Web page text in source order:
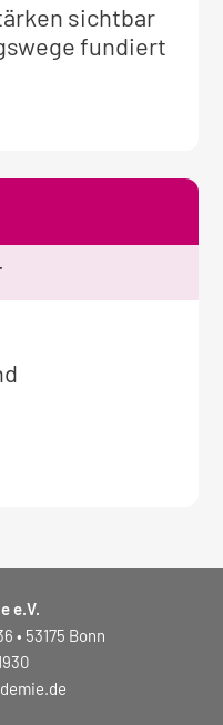
sichtbar
fundiert
e.V.
• 53175 Bonn